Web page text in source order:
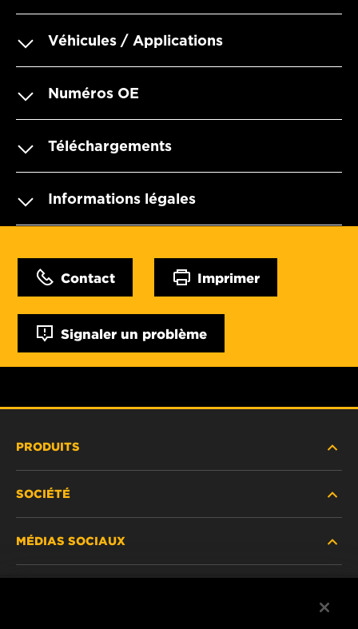
Véhicules / Applications
Numéros OE
Téléchargements
Informations légales
Contact Imprimer
Signaler un problème
PRODUITS
PRODUITS ABANDONNÉS / REMPLACÉS
SOCIÉTÉ
MÉDIAS SOCIAUX